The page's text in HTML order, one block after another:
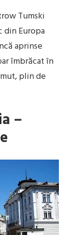
Tumski
din Europa
aprinse
îmbrăcat în
plin de
–